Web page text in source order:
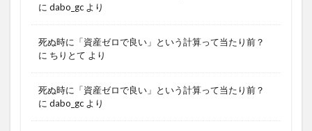
に dabo_gc より
死ぬ時に「資産ゼロで良い」という計算って当たり前？
に ちりとて より
死ぬ時に「資産ゼロで良い」という計算って当たり前？
に dabo_gc より